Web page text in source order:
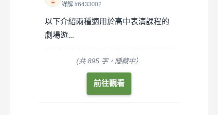
詳解 #6433002
以下介紹兩種適用於高中表演課程的
劇場遊...
(共 895 字，隱藏中）
前往觀看